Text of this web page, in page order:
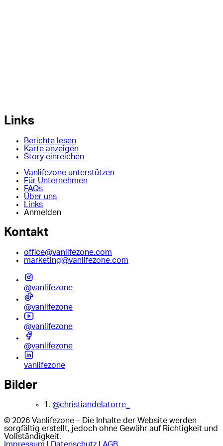
Links
Berichte lesen
Karte anzeigen
Story einreichen
Vanlifezone unterstützen
Für Unternehmen
FAQs
Über uns
Links
Anmelden
Kontakt
office@vanlifezone.com
marketing@vanlifezone.com
@vanlifezone
@vanlifezone
@vanlifezone
@vanlifezone
vanlifezone
Bilder
1. @christiandelatorre_
© 2026 Vanlifezone – Die Inhalte der Website werden
sorgfältig erstellt, jedoch ohne Gewähr auf Richtigkeit und
Vollständigkeit.